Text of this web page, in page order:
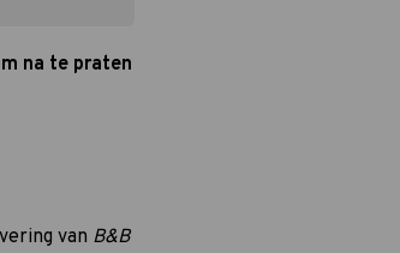
na te praten
van B&B